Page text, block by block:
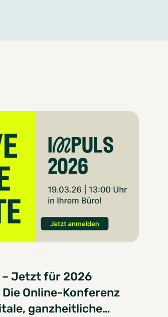
– Jetzt für 2026
Online-Konferenz
ganzheitliche